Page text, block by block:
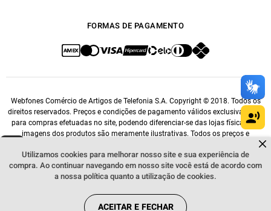
Fale comigo clicando aqui
Utilizamos cookies para melhorar nosso site e sua experiência de
compra. Ao continuar navegando em nosso site você está de acordo com
a nossa política quanto a utilização de cookies.
ACEITAR E FECHAR
FORMAS DE PAGAMENTO
Webfones Comércio de Artigos de Telefonia S.A. Copyright © 2018. Todos os
direitos reservados. Preços e condições de pagamento válidos exclusivamente
para compras efetuadas no site, podendo diferenciar-se das lojas físicas. As
imagens dos produtos são meramente ilustrativas. Todos os preços e
14.548.476/0001-76.